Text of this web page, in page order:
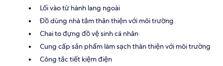
Lối vào từ hành lang ngoài
Đồ dùng nhà tắm thân thiện với môi trường
Chai to đựng đồ vệ sinh cá nhân
Cung cấp sản phẩm làm sạch thân thiện với môi trường
Công tắc tiết kiệm điện